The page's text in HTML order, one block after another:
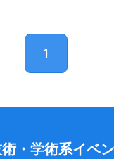
1
・学術系イベ